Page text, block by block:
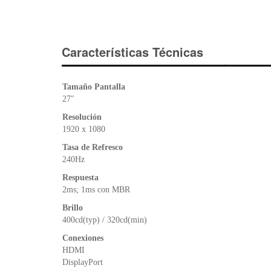
Características Técnicas
Tamaño Pantalla
27″
Resolución
1920 x 1080
Tasa de Refresco
240Hz
Respuesta
2ms; 1ms con MBR
Brillo
400cd(typ) / 320cd(min)
Conexiones
HDMI
DisplayPort